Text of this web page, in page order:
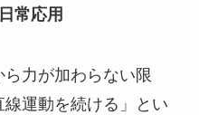
常応用
力が加わらない限
運動を続ける」とい